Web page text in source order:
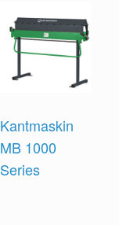
Kantmaskin
MB 1000
Series